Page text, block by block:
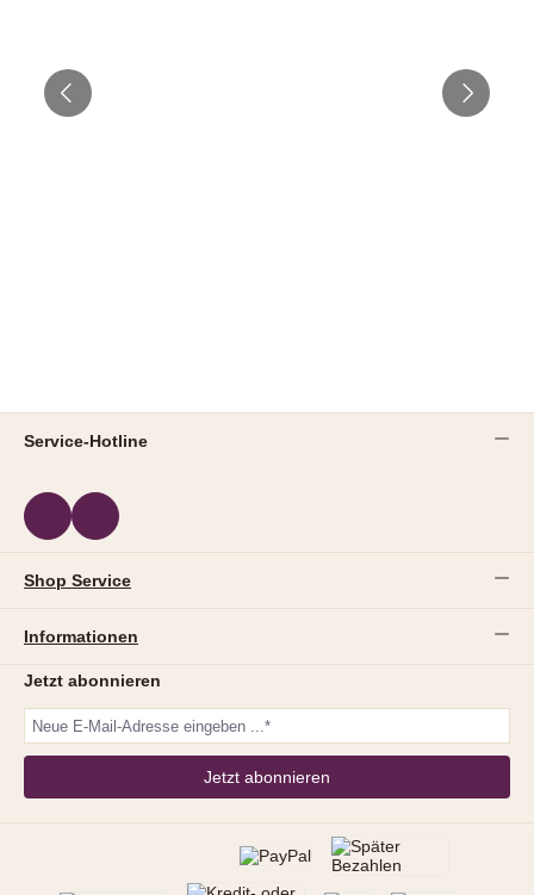
Service-Hotline
Shop Service
Informationen
Jetzt abonnieren
Jetzt abonnieren